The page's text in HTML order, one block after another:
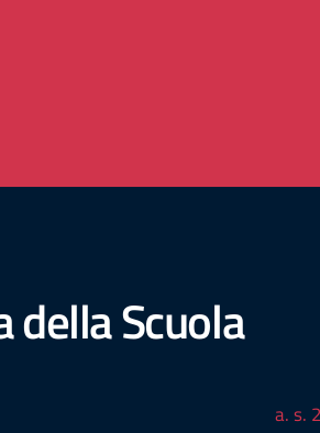
della Scuola
a. s.